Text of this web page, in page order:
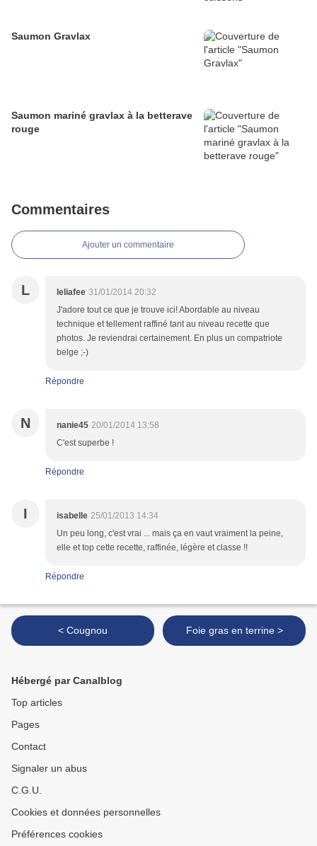
Saumon Gravlax
Saumon mariné gravlax à la betterave
rouge
Commentaires
Ajouter un commentaire
L leliafee 31/01/2014 20:32
J'adore tout ce que je trouve ici! Abordable au niveau
technique et tellement raffiné tant au niveau recette que
photos. Je reviendrai certainement. En plus un compatriote
belge ;-)
Répondre
N nanie45 20/01/2014 13:58
C'est superbe !
Répondre
I isabelle 25/01/2013 14:34
Un peu long, c'est vrai ... mais ça en vaut vraiment la peine,
elle et top cette recette, raffinée, légère et classe !!
Répondre
< Cougnou Foie gras en terrine >
Hébergé par Canalblog
Top articles
Pages
Contact
Signaler un abus
C.G.U.
Cookies et données personnelles
Préférences cookies